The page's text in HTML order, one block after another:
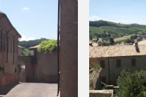
informazioni per te più
inerenti i luoghi più vicini
organizzati